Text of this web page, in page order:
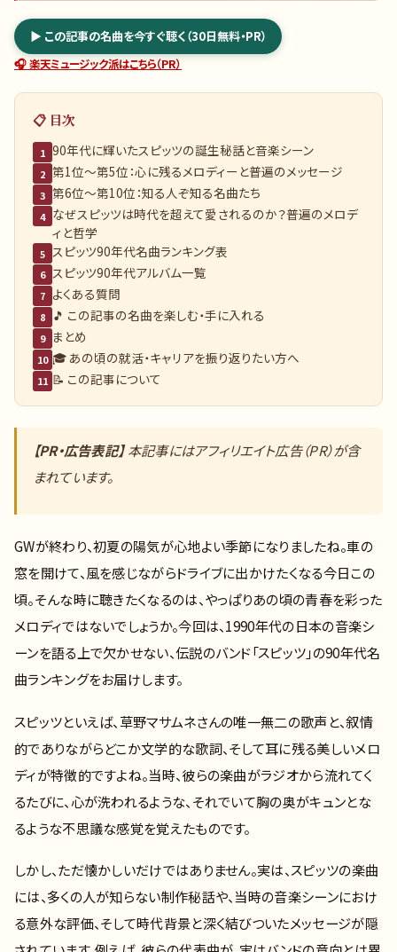
▶ この記事の名曲を今すぐ聴く（30日無料・PR）
🎧 楽天ミュージック派はこちら（PR）
📋 目次
1 90年代に輝いたスピッツの誕生秘話と音楽シーン
2 第1位〜第5位：心に残るメロディーと普遍のメッセージ
3 第6位〜第10位：知る人ぞ知る名曲たち
4 なぜスピッツは時代を超えて愛されるのか？普遍のメロデ
ィと哲学
5 スピッツ90年代名曲ランキング表
6 スピッツ90年代アルバム一覧
7 よくある質問
8 🎵 この記事の名曲を楽しむ・手に入れる
9 まとめ
10 🎓 あの頃の就活・キャリアを振り返りたい方へ
11 📝 この記事について
【PR・広告表記】本記事にはアフィリエイト広告（PR）が含
まれています。
GWが終わり、初夏の陽気が心地よい季節になりましたね。車の
窓を開けて、風を感じながらドライブに出かけたくなる今日この
頃。そんな時に聴きたくなるのは、やっぱりあの頃の青春を彩った
メロディではないでしょうか。今回は、1990年代の日本の音楽シ
ーンを語る上で欠かせない、伝説のバンド「スピッツ」の90年代名
曲ランキングをお届けします。
スピッツといえば、草野マサムネさんの唯一無二の歌声と、叙情
的でありながらどこか文学的な歌詞、そして耳に残る美しいメロ
ディが特徴的ですよね。当時、彼らの楽曲がラジオから流れてく
るたびに、心が洗われるような、それでいて胸の奥がキュンとな
るような不思議な感覚を覚えたものです。
しかし、ただ懐かしいだけではありません。実は、スピッツの楽曲
には、多くの人が知らない制作秘話や、当時の音楽シーンにおけ
る意外な評価、そして時代背景と深く結びついたメッセージが隠